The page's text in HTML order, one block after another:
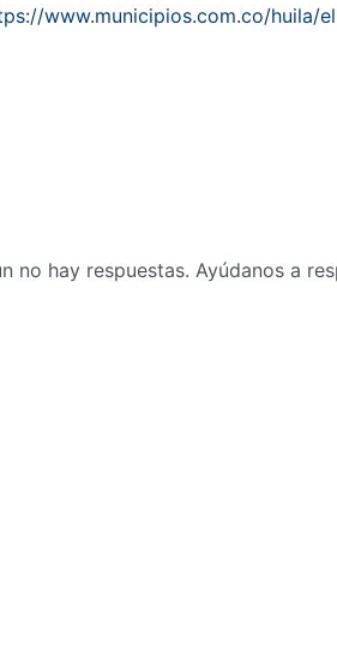
www.municipios.com.co/huila/
no hay respuestas. Ayúdanos a